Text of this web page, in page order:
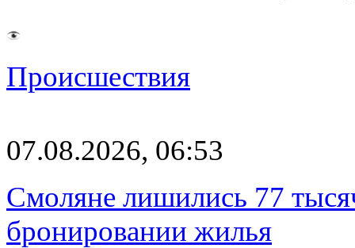
Происшествия
07.08.2026, 06:53
Смоляне лишились 77
бронировании жилья